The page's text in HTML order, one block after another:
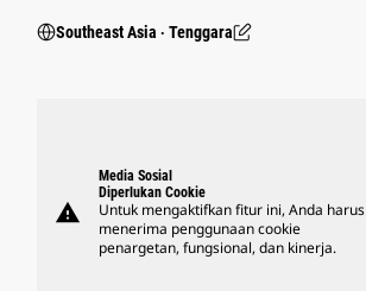
Southeast Asia ‧ Tenggara
warning
Media Sosial
Diperlukan Cookie
Untuk mengaktifkan fitur ini, Anda harus
menerima penggunaan cookie
penargetan, fungsional, dan kinerja.